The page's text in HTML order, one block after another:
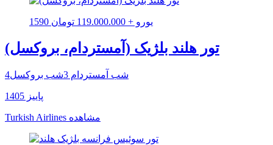
1590 یورو + 119.000.000 تومان
تور هلند بلژیک (آمستردام، بروکسل)
4شب آمستردام 3شب بروکسل
پاییز 1405
Turkish Airlines مشاهده